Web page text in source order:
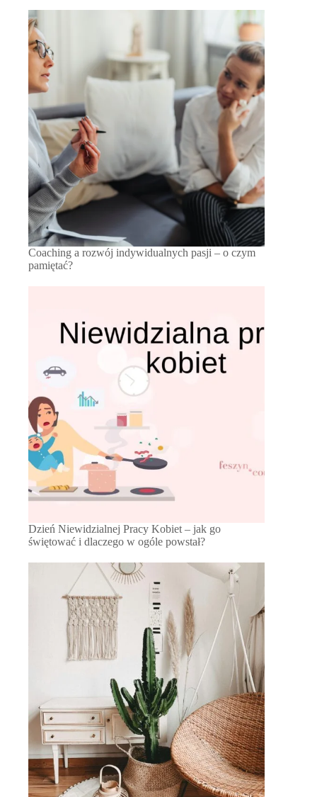
Coaching a rozwój indywidualnych pasji – o czym
pamiętać?
Dzień Niewidzialnej Pracy Kobiet – jak go
świętować i dlaczego w ogóle powstał?